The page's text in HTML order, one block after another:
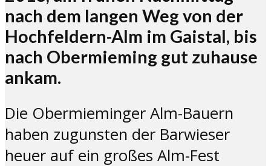
nach dem langen Weg von der
Hochfeldern-Alm im Gaistal, bis
nach Obermieming gut zuhause
ankam.
Die Obermieminger Alm-Bauern
haben zugunsten der Barwieser
heuer auf ein großes Alm-Fest